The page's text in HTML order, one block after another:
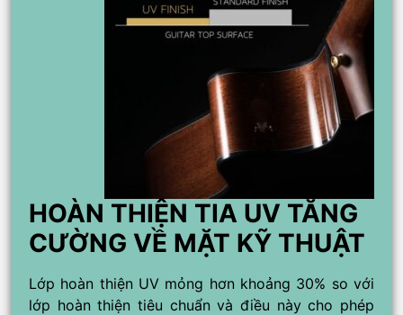
HOÀN THIỆN TIA UV TĂNG
CƯỜNG VỀ MẶT KỸ THUẬT
Lớp hoàn thiện UV mỏng hơn khoảng 30% so với
lớp hoàn thiện tiêu chuẩn và điều này cho phép